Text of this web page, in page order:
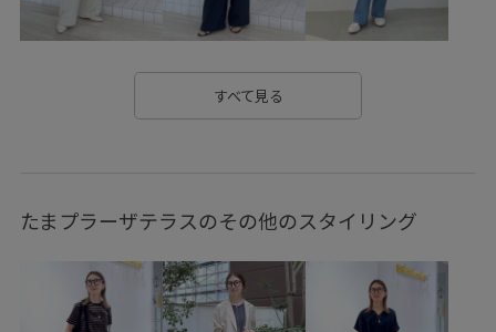
すべて見る
たまプラーザテラスのその他のスタイリング